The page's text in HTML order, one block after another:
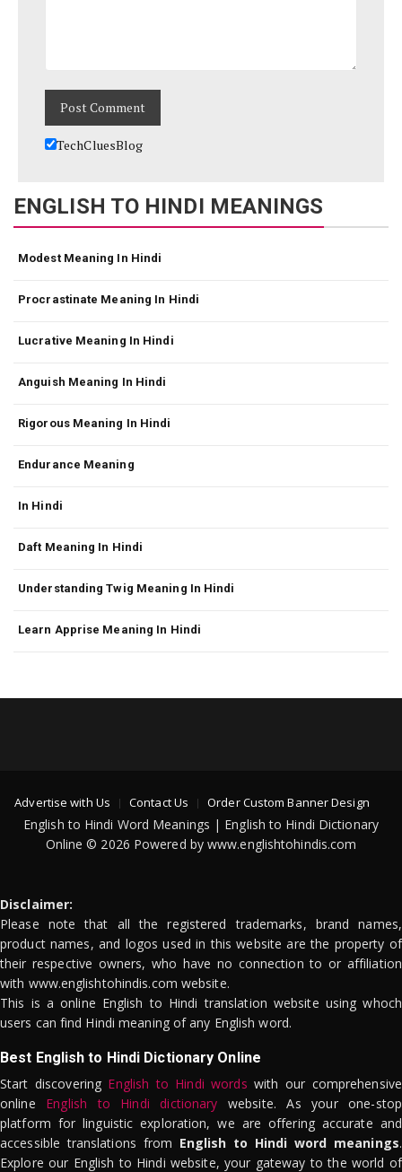
TechCluesBlog
ENGLISH TO HINDI MEANINGS
Modest Meaning In Hindi
Procrastinate Meaning In Hindi
Lucrative Meaning In Hindi
Anguish Meaning In Hindi
Rigorous Meaning In Hindi
Endurance Meaning
In Hindi
Daft Meaning In Hindi
Understanding Twig Meaning In Hindi
Learn Apprise Meaning In Hindi
Advertise with Us Contact Us Order Custom Banner Design
English to Hindi Word Meanings | English to Hindi Dictionary
Online © 2026 Powered by www.englishtohindis.com
Disclaimer:
Please note that all the registered trademarks, brand names,
product names, and logos used in this website are the property of
their respective owners, who have no connection to or affiliation
with www.englishtohindis.com website.
This is a online English to Hindi translation website using whoch
users can find Hindi meaning of any English word.
Best English to Hindi Dictionary Online
Start discovering English to Hindi words with our comprehensive
online English to Hindi dictionary website. As your one-stop
platform for linguistic exploration, we are offering accurate and
accessible translations from English to Hindi word meanings.
Explore our English to Hindi website, your gateway to the world of